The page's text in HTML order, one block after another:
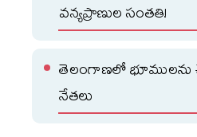
వన్యప్రాణుల సంతతి!
తెలంగాణలో భూములను
నేతలు